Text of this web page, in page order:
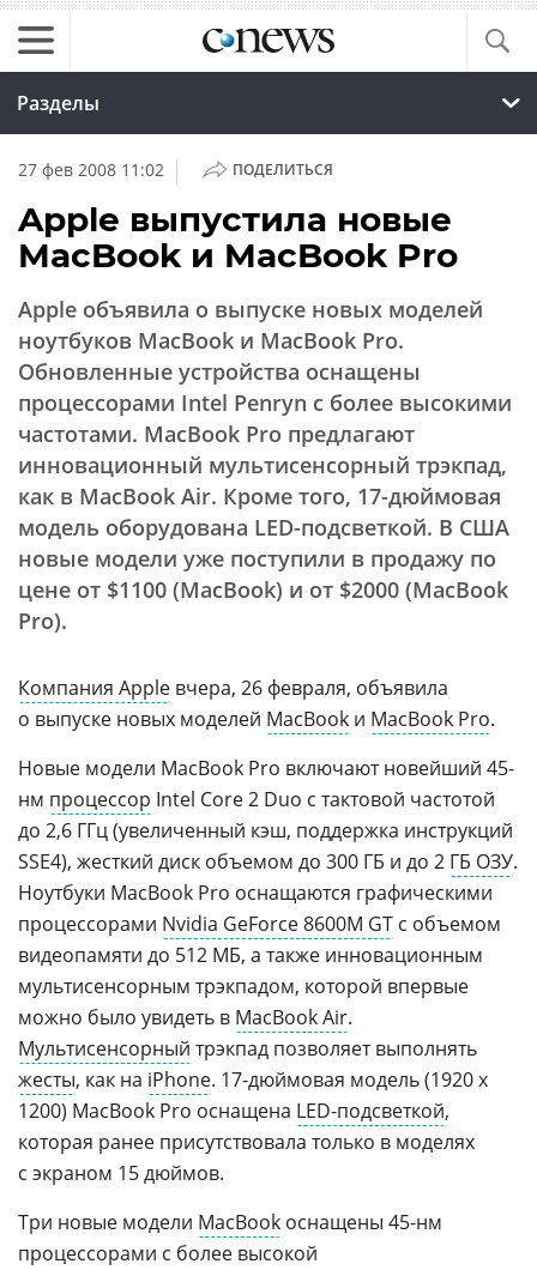
Разделы
27 фев 2008 11:02 | ПОДЕЛИТЬСЯ
Apple выпустила новые
MacBook и MacBook Pro
Apple объявила о выпуске новых моделей
ноутбуков MacBook и MacBook Pro.
Обновленные устройства оснащены
процессорами Intel Penryn с более высокими
частотами. MacBook Pro предлагают
инновационный мультисенсорный трэкпад,
как в MacBook Air. Кроме того, 17-дюймовая
модель оборудована LED-подсветкой. В США
новые модели уже поступили в продажу по
цене от $1100 (MacBook) и от $2000 (MacBook
Pro).
Компания Apple вчера, 26 февраля, объявила
о выпуске новых моделей MacBook и MacBook Pro.
Новые модели MacBook Pro включают новейший 45-
нм процессор Intel Core 2 Duo с тактовой частотой
до 2,6 ГГц (увеличенный кэш, поддержка инструкций
SSE4), жесткий диск объемом до 300 ГБ и до 2 ГБ ОЗУ.
Ноутбуки MacBook Pro оснащаются графическими
процессорами Nvidia GeForce 8600M GT с объемом
видеопамяти до 512 МБ, а также инновационным
мультисенсорным трэкпадом, которой впервые
можно было увидеть в MacBook Air.
Мультисенсорный трэкпад позволяет выполнять
жесты, как на iPhone. 17-дюймовая модель (1920 x
1200) MacBook Pro оснащена LED-подсветкой,
которая ранее присутствовала только в моделях
с экраном 15 дюймов.
Три новые модели MacBook оснащены 45-нм
процессорами с более высокой